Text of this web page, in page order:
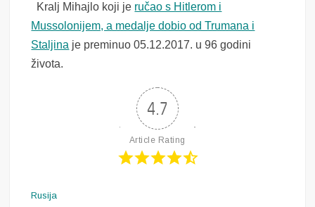
Kralj Mihajlo koji je ručao s Hitlerom i
Mussolonijem, a medalje dobio od Trumana i
Staljina je preminuo 05.12.2017. u 96 godini
života.
4.7
Article Rating
Rusija